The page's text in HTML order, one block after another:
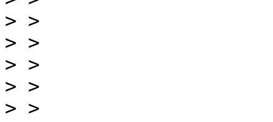
>
>
>
>
>